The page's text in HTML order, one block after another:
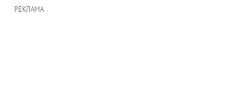
РЕКЛАМА